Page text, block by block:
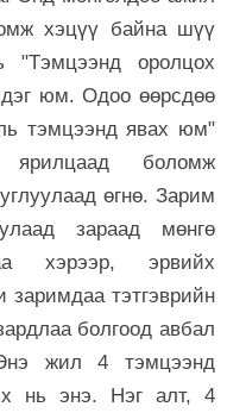
хэцүү байна шүү
оролцох
юм. Одоо өөрсдөө
тэмцээнд явах юм"
ярилцаад боломж
өгнө. Зарим
зараад мөнгө
хэрээр, эрвийх
заримдаа тэтгэврийн
болгоод авбал
жил 4 тэмцээнд
нь энэ. Нэг алт, 4